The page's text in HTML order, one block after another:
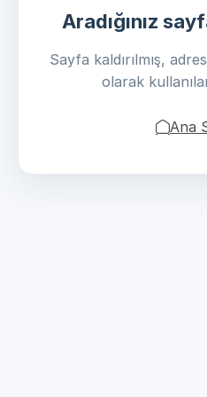
Aradığınız
Sayfa kaldırılmış,
olarak
Ana